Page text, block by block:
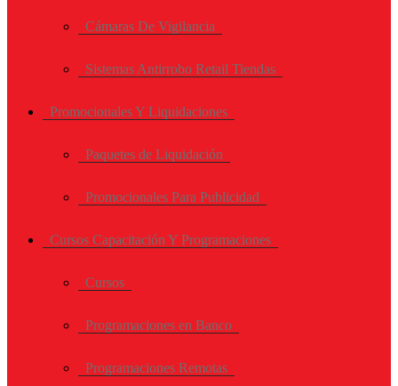
Cámaras De Vigilancia
Sistemas Antirrobo Retail Tiendas
Promocionales Y Liquidaciones
Paquetes de Liquidación
Promocionales Para Publicidad
Cursos Capacitación Y Programaciones
Cursos
Programaciones en Banco
Programaciones Remotas